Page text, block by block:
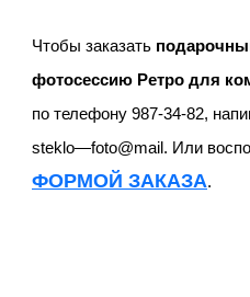
Чтобы заказать
фотосессию Ретро для
по телефону 987-34-82,
steklo—foto@mail. Или
ФОРМОЙ ЗАКАЗА.